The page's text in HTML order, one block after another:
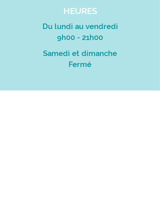
Du lundi au vendredi
9h00 - 21h00
Samedi et dimanche
Fermé
HEURES